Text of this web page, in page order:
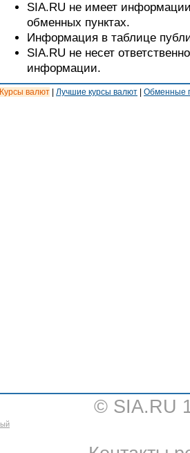
SIA.RU не имеет
обменных пунктах.
Информация в таблице
SIA.RU не несет
информации.
Курсы валют Лучшие курсы валют Обменные
© SIA.RU